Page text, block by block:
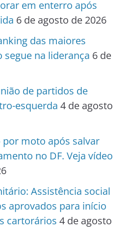
em enterro após
6 de agosto de 2026
das maiores
segue na liderança 6 de
de partidos de
esquerda 4 de agosto
moto após salvar
no DF. Veja vídeo
Assistência social
aprovados para início
cartorários 4 de agosto